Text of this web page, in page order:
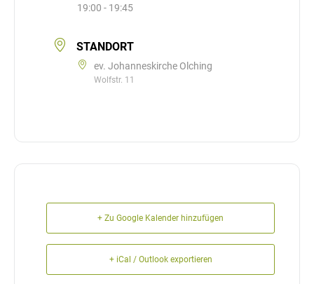
19:00 - 19:45
STANDORT
ev. Johanneskirche Olching
Wolfstr. 11
+ Zu Google Kalender hinzufügen
+ iCal / Outlook exportieren